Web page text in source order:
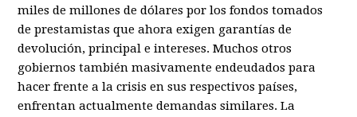
miles de millones de dólares por los fondos tomados
de prestamistas que ahora exigen garantías de
devolución, principal e intereses. Muchos otros
gobiernos también masivamente endeudados para
hacer frente a la crisis en sus respectivos países,
enfrentan actualmente demandas similares. La